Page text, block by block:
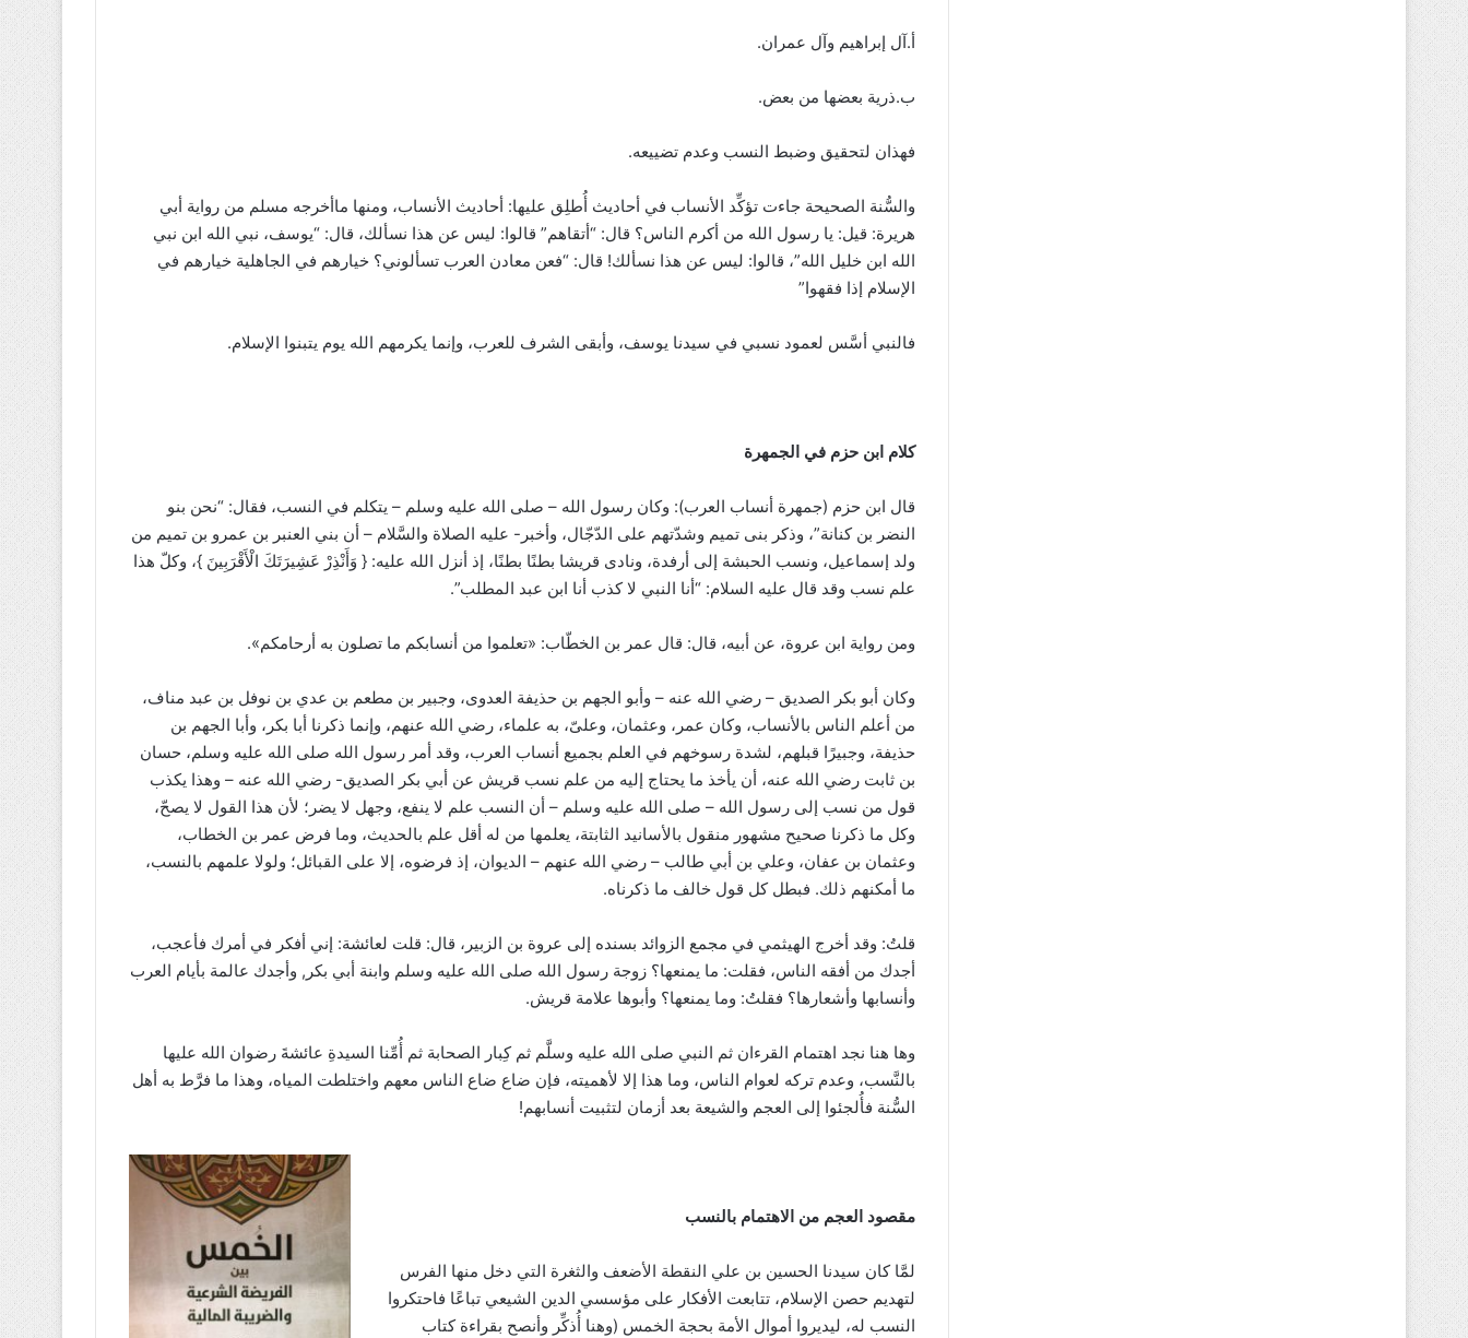
أ.آل إبراهيم وآل عمران.
ب.ذرية بعضها من بعض.
فهذان لتحقيق وضبط النسب وعدم تضييعه.
والسُّنة الصحيحة جاءت تؤكِّد الأنساب في أحاديث أُطلِق عليها: أحاديث الأنساب، ومنها ماأخرجه مسلم من رواية أبي
هريرة: قيل: يا رسول الله من أكرم الناس؟ قال: “أتقاهم” قالوا: ليس عن هذا نسألك، قال: “يوسف، نبي الله ابن نبي
الله ابن خليل الله”، قالوا: ليس عن هذا نسألك! قال: “فعن معادن العرب تسألوني؟ خيارهم في الجاهلية خيارهم في
الإسلام إذا فقهوا”
فالنبي أسَّس لعمود نسبي في سيدنا يوسف، وأبقى الشرف للعرب، وإنما يكرمهم الله يوم يتبنوا الإسلام.
كلام ابن حزم في الجمهرة
قال ابن حزم (جمهرة أنساب العرب): وكان رسول الله – صلى الله عليه وسلم – يتكلم في النسب، فقال: “نحن بنو
النضر بن كنانة”، وذكر بنى تميم وشدّتهم على الدّجّال، وأخبر- عليه الصلاة والسَّلام – أن بني العنبر بن عمرو بن تميم من
ولد إسماعيل، ونسب الحبشة إلى أرفدة، ونادى قريشا بطنًا بطنًا، إذ أنزل الله عليه: { وَأَنْذِرْ عَشِيرَتَكَ الْأَقْرَبِينَ }، وكلّ هذا
علم نسب وقد قال عليه السلام: “أنا النبي لا كذب أنا ابن عبد المطلب”.
ومن رواية ابن عروة، عن أبيه، قال: قال عمر بن الخطّاب: «تعلموا من أنسابكم ما تصلون به أرحامكم».
وكان أبو بكر الصديق – رضي الله عنه – وأبو الجهم بن حذيفة العدوى، وجبير بن مطعم بن عدي بن نوفل بن عبد مناف،
من أعلم الناس بالأنساب، وكان عمر، وعثمان، وعلىّ، به علماء، رضي الله عنهم، وإنما ذكرنا أبا بكر، وأبا الجهم بن
حذيفة، وجبيرًا قبلهم، لشدة رسوخهم في العلم بجميع أنساب العرب، وقد أمر رسول الله صلى الله عليه وسلم، حسان
بن ثابت رضي الله عنه، أن يأخذ ما يحتاج إليه من علم نسب قريش عن أبي بكر الصديق- رضي الله عنه – وهذا يكذب
قول من نسب إلى رسول الله – صلى الله عليه وسلم – أن النسب علم لا ينفع، وجهل لا يضر؛ لأن هذا القول لا يصحّ،
وكل ما ذكرنا صحيح مشهور منقول بالأسانيد الثابتة، يعلمها من له أقل علم بالحديث، وما فرض عمر بن الخطاب،
وعثمان بن عفان، وعلي بن أبي طالب – رضي الله عنهم – الديوان، إذ فرضوه، إلا على القبائل؛ ولولا علمهم بالنسب،
ما أمكنهم ذلك. فبطل كل قول خالف ما ذكرناه.
قلتُ: وقد أخرج الهيثمي في مجمع الزوائد بسنده إلى عروة بن الزبير، قال: قلت لعائشة: إني أفكر في أمرك فأعجب،
أجدك من أفقه الناس، فقلت: ما يمنعها؟ زوجة رسول الله صلى الله عليه وسلم وابنة أبي بكر, وأجدك عالمة بأيام العرب
وأنسابها وأشعارها؟ فقلتُ: وما يمنعها؟ وأبوها علامة قريش.
وها هنا نجد اهتمام القرءان ثم النبي صلى الله عليه وسلَّم ثم كِبار الصحابة ثم أُمِّنا السيدةِ عائشةَ رضوان الله عليها
بالنَّسب، وعدم تركه لعوام الناس، وما هذا إلا لأهميته، فإن ضاع ضاع الناس معهم واختلطت المياه، وهذا ما فرَّط به أهل
السُّنة فأُلجئوا إلى العجم والشيعة بعد أزمان لتثبيت أنسابهم!
مقصود العجم من الاهتمام بالنسب
لمَّا كان سيدنا الحسين بن علي النقطة الأضعف والثغرة التي دخل منها الفرس
لتهديم حصن الإسلام، تتابعت الأفكار على مؤسسي الدين الشيعي تباعًا فاحتكروا
النسب له، ليديروا أموال الأمة بحجة الخمس (وهنا أُذكِّر وأنصح بقراءة كتاب